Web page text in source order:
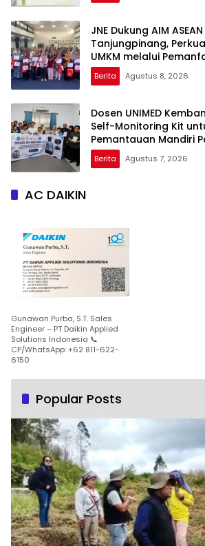
JNE Dukung AIM
Tanjungpinang,
UMKM melalui
Berita Agustus 8, 2026
Dosen UNIMED
Self-Monitoring Kit
Pemantauan Mandiri
Berita Agustus 7, 2026
AC DAIKIN
Gunawan Purba, S.T. Sales
Engineer – PT Daikin Applied
Solutions Indonesia 📞
CP/WhatsApp: +62 811-622-
6150
Popular Posts